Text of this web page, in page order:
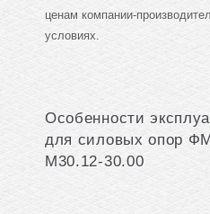
ценам компании-
условиях.
Особенности
для силовых опор
М30.12-30.00